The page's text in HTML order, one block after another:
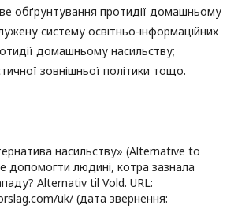
обґрунтування протидії домашньому
систему освітньо-інформаційних
домашньому насильству;
зовнішньої політики тощо.
насильству» (Alternative to
допомогти людині, котра зазнала
Alternativ til Vold. URL:
uk/ (дата звернення: